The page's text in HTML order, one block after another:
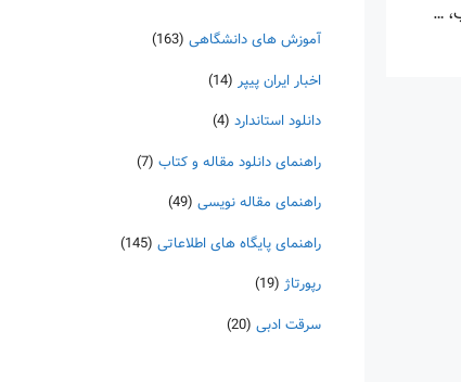
…
آموزش های دانشگاهی (163)
اخبار ایران پیپر (14)
دانلود استاندارد (4)
راهنمای دانلود مقاله و کتاب (7)
راهنمای مقاله نویسی (49)
راهنمای پایگاه های اطلاعاتی (145)
رپورتاژ (19)
سرقت ادبی (20)